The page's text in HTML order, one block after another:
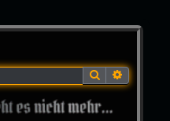
Suche